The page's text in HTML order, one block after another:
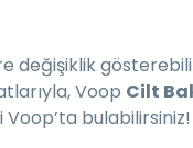
değişiklik
Voop Cilt
bulabilirsiniz!